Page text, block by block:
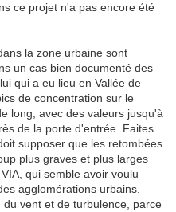
ce projet n'a pas encore été
la zone urbaine sont
un cas bien documenté des
qui a eu lieu en Vallée de
de concentration sur le
long, avec des valeurs jusqu'à
de la porte d'entrée. Faites
supposer que les retombées
plus graves et plus larges
qui semble avoir voulu
agglomérations urbains.
vent et de turbulence, parce